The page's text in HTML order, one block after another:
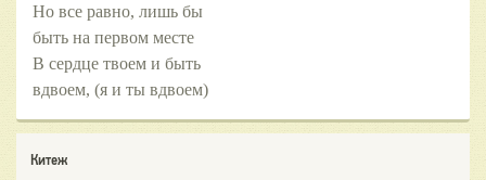
Но все равно, лишь бы
быть на первом месте
В сердце твоем и быть
вдвоем, (я и ты вдвоем)
Китеж